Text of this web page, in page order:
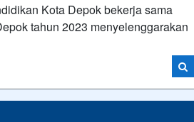
Kota Depok bekerja sama
tahun 2023 menyelenggarakan